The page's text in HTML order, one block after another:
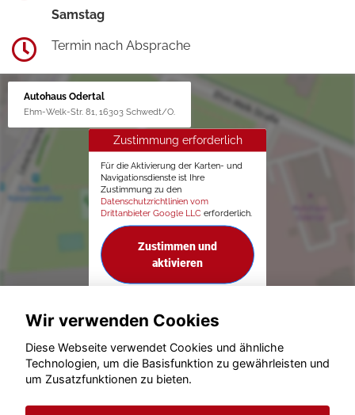
Samstag
Termin nach Absprache
Autohaus Odertal
Ehm-Welk-Str. 81, 16303 Schwedt/O.
Zustimmung erforderlich
Für die Aktivierung der Karten- und
Navigationsdienste ist Ihre
Zustimmung zu den
Datenschutzrichtlinien vom
Drittanbieter Google LLC erforderlich.
Zustimmen und
aktivieren
© konjunkturmotor.de GmbH 2020 - 2026
Wir verwenden Cookies
Diese Webseite verwendet Cookies und ähnliche
Technologien, um die Basisfunktion zu gewährleisten und
um Zusatzfunktionen zu bieten.